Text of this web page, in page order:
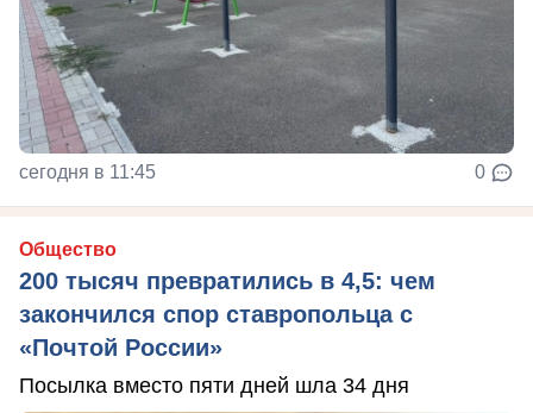
сегодня в 11:45 0
Общество
200 тысяч превратились в 4,5: чем
закончился спор ставропольца с
«Почтой России»
Посылка вместо пяти дней шла 34 дня